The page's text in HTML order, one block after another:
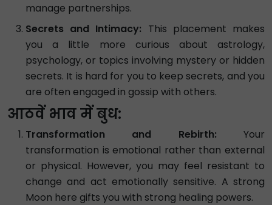
manage partnerships.
Secrets and Intimacy: This placement makes
you a little more curious about astrology,
psychology, or topics involving mystery or hidden
secrets. It is hard for you to keep secrets, and you
are often engaged in gossip with others.
आठवें भाव में बुध:
Transformation and Rebirth: Your
transformation is emotional rather than external
or physical. However, you may feel resistant to
change and act emotionally sensitive. A strong
Moon here gifts you with strong healing powers.